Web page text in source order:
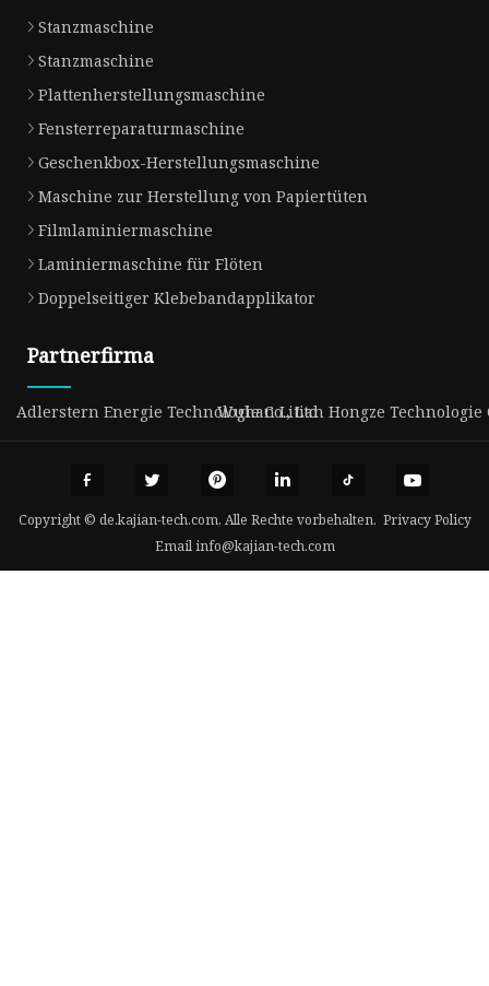
Stanzmaschine
Stanzmaschine
Plattenherstellungsmaschine
Fensterreparaturmaschine
Geschenkbox-Herstellungsmaschine
Maschine zur Herstellung von Papiertüten
Filmlaminiermaschine
Laminiermaschine für Flöten
Doppelseitiger Klebebandapplikator
Partnerfirma
Adlerstern Energie Technologie Co., LtdWuhan Litian Hongze Technologie
Copyright © de.kajian-tech.com, Alle Rechte vorbehalten. Privacy Policy
Emailinfo@kajian-tech.com